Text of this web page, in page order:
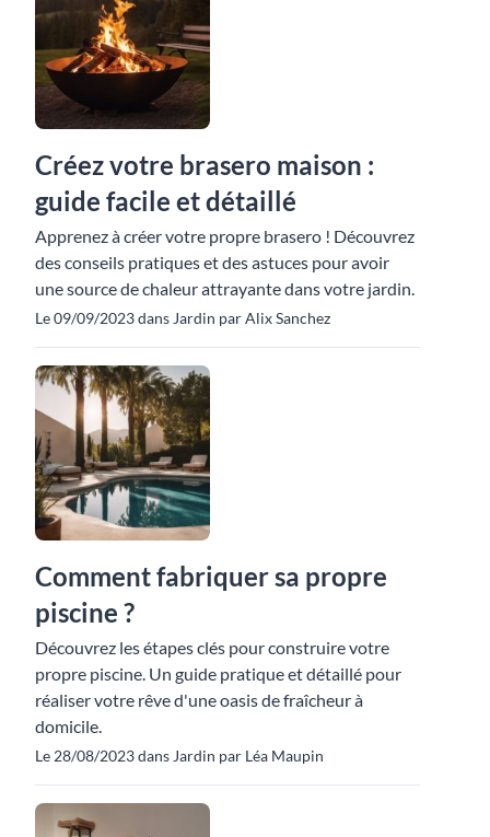
Créez votre brasero maison :
guide facile et détaillé
Apprenez à créer votre propre brasero ! Découvrez
des conseils pratiques et des astuces pour avoir
une source de chaleur attrayante dans votre jardin.
Le 09/09/2023 dans Jardin par Alix Sanchez
Comment fabriquer sa propre
piscine ?
Découvrez les étapes clés pour construire votre
propre piscine. Un guide pratique et détaillé pour
réaliser votre rêve d'une oasis de fraîcheur à
domicile.
Le 28/08/2023 dans Jardin par Léa Maupin